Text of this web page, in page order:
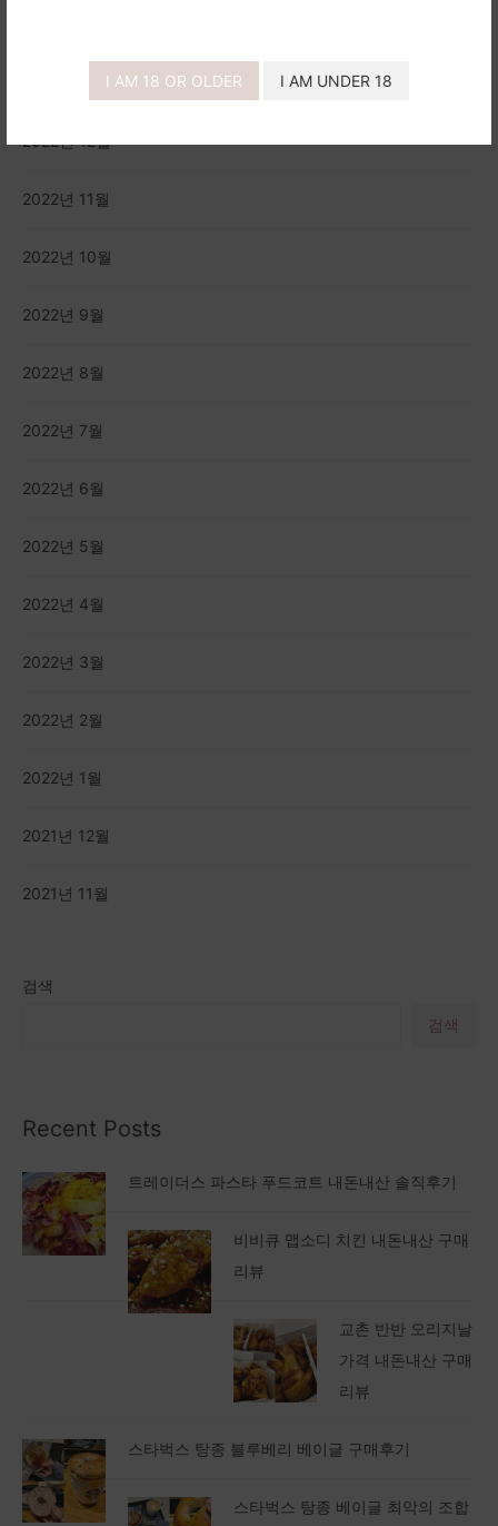
I AM 18 OR OLDER I AM UNDER 18
검색
검색
Recent Posts
트레이더스 파스타 푸드코트 내돈내산 솔직후기
비비큐 맵소디 치킨 내돈내산 구매
리뷰
교촌 반반 오리지날
가격 내돈내산 구매
리뷰
스타벅스 탕종 블루베리 베이글 구매후기
스타벅스 탕종 베이글 최악의 조합
2022년 12월
2022년 11월
2022년 10월
2022년 9월
2022년 8월
2022년 7월
2022년 6월
2022년 5월
2022년 4월
2022년 3월
2022년 2월
2022년 1월
2021년 12월
2021년 11월